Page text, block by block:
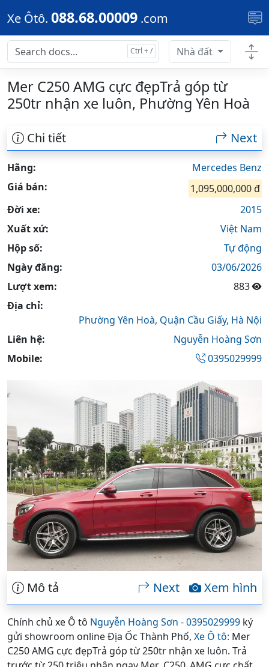
Skip to main content
Xe Ôtô. 088.68.00009 .com
Nhà đất
Mer C250 AMG cực đẹpTrả góp từ
250tr nhận xe luôn, Phường Yên Hoà
Chi tiết Next
Hãng:
Mercedes Benz
Giá bán:
1,095,000,000 đ
Đời xe:
2015
Xuất xứ:
Việt Nam
Hộp số:
Tự động
Ngày đăng:
03/06/2026
Lượt xem:
883
Địa chỉ:
Phường Yên Hoà, Quận Cầu Giấy, Hà Nội
Liên hệ:
Nguyễn Hoàng Sơn
Mobile:
0395029999
Mô tả Xem hình
Next
Chính chủ xe Ô tô Nguyễn Hoàng Sơn - 0395029999 ký
gửi showroom online Địa Ốc Thành Phố, Xe Ô tô: Mer
C250 AMG cực đẹpTrả góp từ 250tr nhận xe luôn. Trả